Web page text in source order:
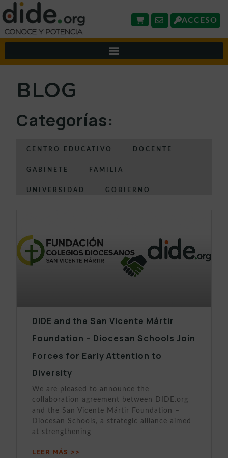
ACCESO
BLOG
Categorías:
CENTRO EDUCATIVO DOCENTE
GABINETE FAMILIA
UNIVERSIDAD GOBIERNO
DIDE and the San Vicente Mártir
Foundation – Diocesan Schools Join
Forces for Early Attention to
Diversity
We are pleased to announce the
collaboration agreement between DIDE.org
and the San Vicente Mártir Foundation –
Diocesan Schools, a strategic alliance aimed
at strengthening
LEER MÁS >>